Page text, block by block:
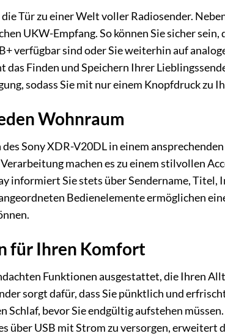
Tür zu einer Welt voller Radiosender.
UKW-Empfang. So können Sie sicher sein,
verfügbar sind oder Sie weiterhin auf
das Finden und Speichern Ihrer
sodass Sie mit nur einem Knopfdruck zu
Wohnraum
Sony XDR-V20DL in einem
machen es zu einem stilvollen
informiert Sie stets über Sendername,
Bedienelemente ermöglichen
für Ihren Komfort
Funktionen ausgestattet, die Ihren
sorgt dafür, dass Sie pünktlich und
bevor Sie endgültig aufstehen
über USB mit Strom zu versorgen,